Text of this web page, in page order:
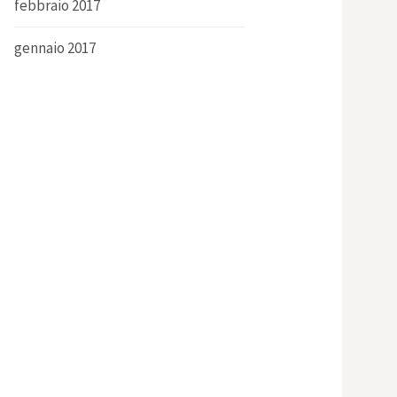
febbraio 2017
gennaio 2017